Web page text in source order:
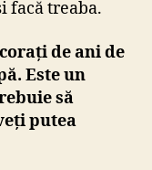
facă treaba.
de ani de
Este un
să
putea